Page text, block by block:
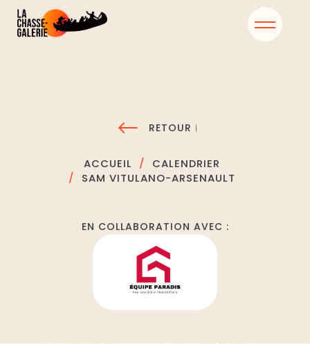
RETOUR
ACCUEIL
CALENDRIER
SAM VITULANO-ARSENAULT
EN COLLABORATION AVEC :